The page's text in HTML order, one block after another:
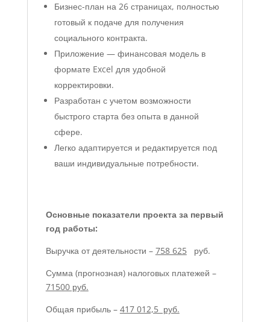
Бизнес-план на 26 страницах, полностью
готовый к подаче для получения
социального контракта.
Приложение — финансовая модель в
формате Excel для удобной
корректировки.
Разработан с учетом возможности
быстрого старта без опыта в данной
сфере.
Легко адаптируется и редактируется под
ваши индивидуальные потребности.
Основные показатели проекта за первый
год работы:
Выручка от деятельности – 758 625руб.
Сумма (прогнозная) налоговых платежей –
71500 руб.
Общая прибыль – 417 012,5 руб.